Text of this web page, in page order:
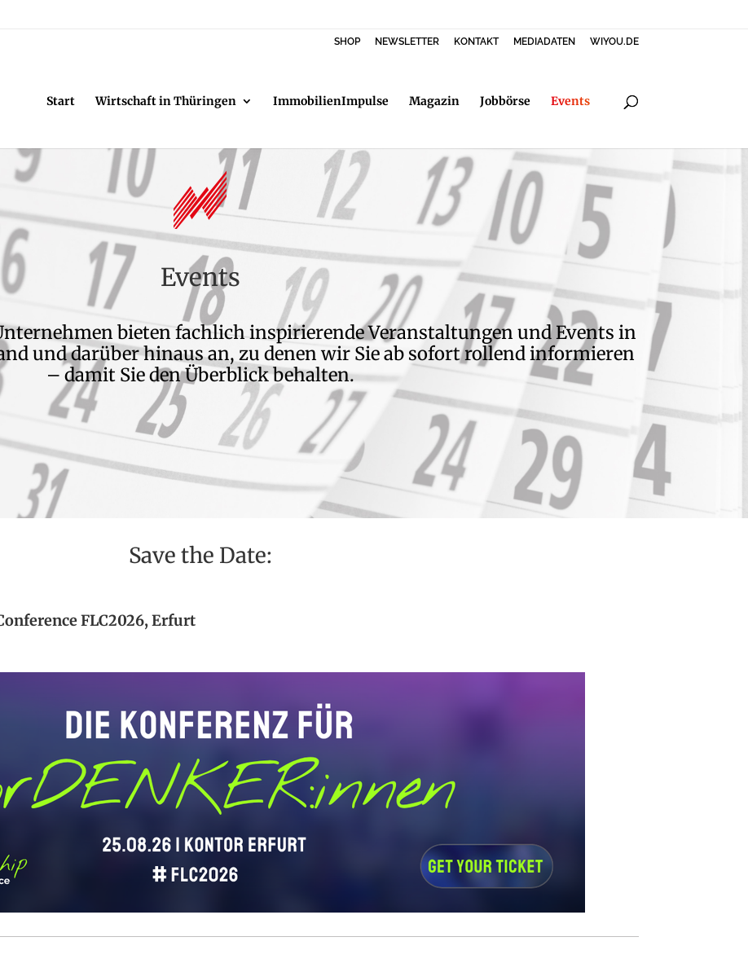
SHOP NEWSLETTER KONTAKT MEDIADATEN WIYOU.DE
Start Wirtschaft in Thüringen ImmobilienImpulse Magazin Jobbörse Events
Events
bieten fachlich inspirierende Veranstaltungen und Events in
und darüber hinaus an, zu denen wir Sie ab sofort rollend informieren
– damit Sie den Überblick behalten.
Save the Date:
FLC2026, Erfurt